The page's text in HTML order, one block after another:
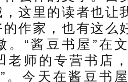
这里的读者也让
作家，也有这么
“酱豆书屋”在
老师的专营书店
。今天在酱豆书